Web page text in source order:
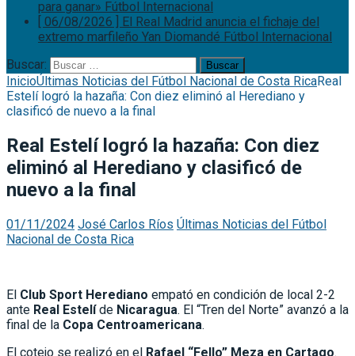
para ganar» Fútbol Internacional
[ 06/08/2026 ] El Real Madrid anuncia el fichaje del
extremo marfileño Yan Diomandé Fútbol Internacional
Buscar:
InicioÚltimas Noticias del Fútbol Nacional de Costa RicaReal
Estelí logró la hazaña: Con diez eliminó al Herediano y
clasificó de nuevo a la final
Real Estelí logró la hazaña: Con diez
eliminó al Herediano y clasificó de
nuevo a la final
01/11/2024 José Carlos Ríos Últimas Noticias del Fútbol
Nacional de Costa Rica
El Club Sport Herediano empató en condición de local 2-2
ante Real Estelíde Nicaragua. El “Tren del Norte” avanzó a la
final de la Copa Centroamericana.
El cotejo se realizó en el Rafael “Fello” Meza en Cartago.